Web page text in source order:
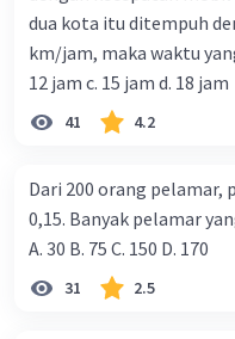
dua kota itu ditempuh
km/jam, maka waktu yang
12 jam c. 15 jam d. 18 jam
41 4.2
Dari 200 orang pelamar,
0,15. Banyak pelamar
A. 30 B. 75 C. 150 D. 170
31 2.5